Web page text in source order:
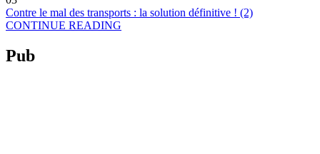
Contre le mal des transports : la solution définitive ! (2)
CONTINUE READING
Pub